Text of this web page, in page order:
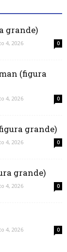
grande)
4, 2026 0
(figura
4, 2026 0
grande)
4, 2026 0
grande)
4, 2026 0
4, 2026 0